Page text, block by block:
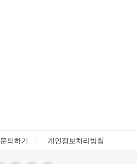
문의하기 개인정보처리방침